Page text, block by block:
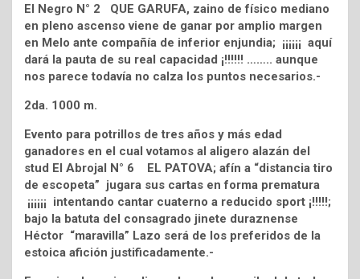
El Negro N° 2 QUE GARUFA, zaino de físico mediano
en pleno ascenso viene de ganar por amplio margen
en Melo ante compañía de inferior enjundia; ¡¡¡¡¡¡ aquí
dará la pauta de su real capacidad ¡!!!!!! …….. aunque
nos parece todavía no calza los puntos necesarios.-
2da. 1000 m.
Evento para potrillos de tres años y más edad
ganadores en el cual votamos al aligero alazán del
stud El Abrojal N° 6 EL PATOVA; afín a “distancia tiro
de escopeta” jugara sus cartas en forma prematura
¡¡¡¡¡¡ intentando cantar cuaterno a reducido sport ¡!!!!!;
bajo la batuta del consagrado jinete duraznense
Héctor “maravilla” Lazo será de los preferidos de la
estoica afición justificadamente.-